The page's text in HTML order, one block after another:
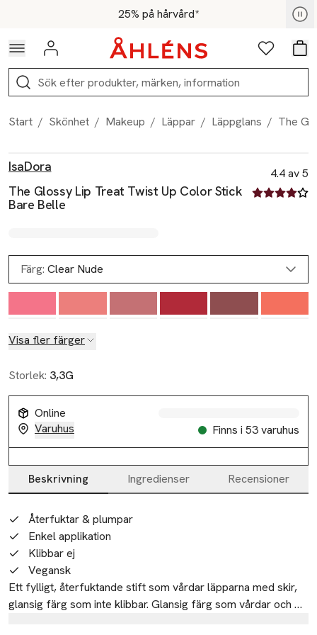
Hoppa till navigationsmenyn25% på hårvård*
För medlemmar - Shoppa nu
Logga in Favoriter
Sök
Start / Skönhet / Makeup / Läppar / Läppglans / The
IsaDora
The Glossy Lip Treat Twist Up Color Stick
Bare Belle
4.4 av 5
4.4 av fem
Färg: Clear Nude
Slut i lager
Visa fler färger
Storlek: 3,3G
Online
Varuhus
Finns i 53 varuhus
Beskrivning Ingredienser Recensioner
Beskrivning
Återfuktar & plumpar
Enkel applikation
Klibbar ej
Vegansk
Ett fylligt, återfuktande stift som vårdar läpparna med skir,
glansig färg som inte klibbar. Glansig färg som vårdar och